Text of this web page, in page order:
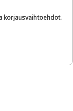
korjausvaihtoehdot.